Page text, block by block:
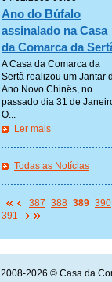
Ano do Búfalo
assinalado na Casa
da Comarca da
A Casa da Comarca da
Sertã realizou um Jantar
Ano Novo Chinês, no
passado dia 31 de
O...
Ler mais
Todas as Notícias
387 388 389 390
391
2008-2026 © Casa da